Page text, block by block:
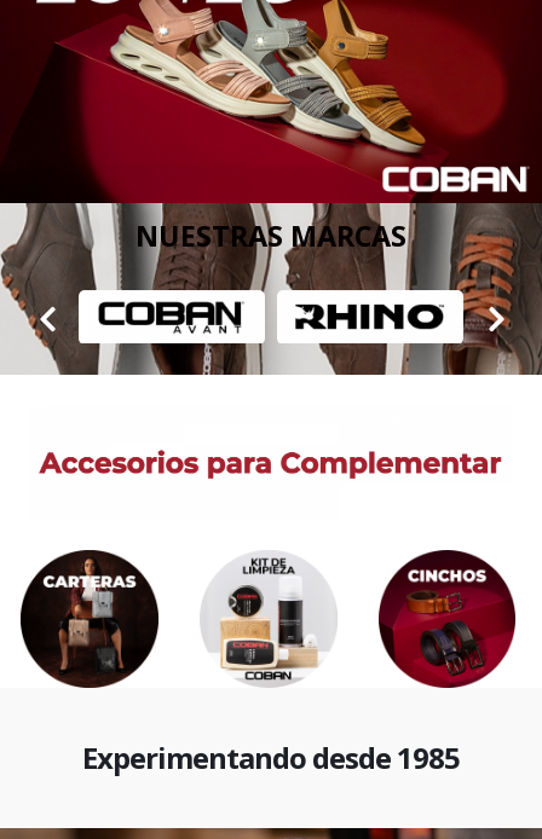
NUESTRAS MARCAS
Experimentando desde 1985